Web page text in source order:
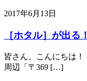
2017年6月13日
［ホタル］が出る
皆さん、こんにちは
周辺「〒369 […]